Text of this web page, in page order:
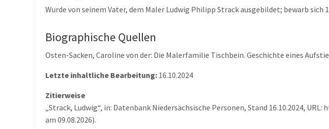
Wurde von seinem Vater, dem Maler Ludwig Philipp Strack ausgebildet; bewarb
Biographische Quellen
Osten-Sacken, Caroline von der: Die Malerfamilie Tischbein. Geschichte eines
Letzte inhaltliche Bearbeitung: 16.10.2024
Zitierweise
„Strack, Ludwig“, in: Datenbank Niedersächsische Personen, Stand 16.10.2024,
am 09.08.2026).